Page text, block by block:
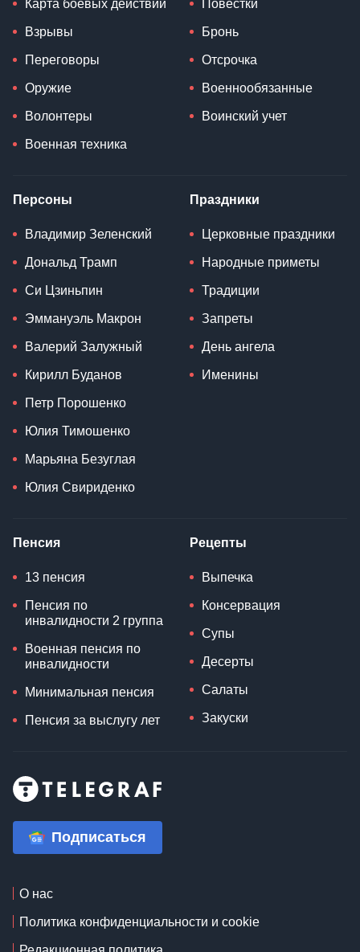
Карта боевых действий
Взрывы
Переговоры
Оружие
Волонтеры
Военная техника
Повестки
Бронь
Отсрочка
Военнообязанные
Воинский учет
Персоны
Владимир Зеленский
Дональд Трамп
Си Цзиньпин
Эммануэль Макрон
Валерий Залужный
Кирилл Буданов
Петр Порошенко
Юлия Тимошенко
Марьяна Безуглая
Юлия Свириденко
Праздники
Церковные праздники
Народные приметы
Традиции
Запреты
День ангела
Именины
Пенсия
13 пенсия
Пенсия по
инвалидности 2 группа
Военная пенсия по
инвалидности
Минимальная пенсия
Пенсия за выслугу лет
Рецепты
Выпечка
Консервация
Супы
Десерты
Салаты
Закуски
Подписаться
О нас
Политика конфиденциальности и cookie